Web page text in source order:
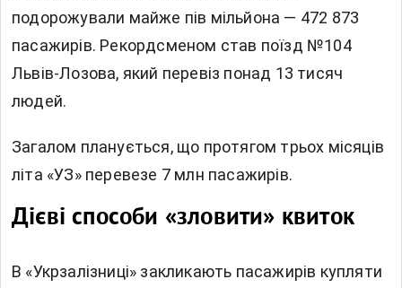
подорожували майже пів мільйона — 472 873
пасажирів. Рекордсменом став поїзд №104
Львів-Лозова, який перевіз понад 13 тисяч
людей.
Загалом планується, що протягом трьох місяців
літа «УЗ» перевезе 7 млн пасажирів.
Дієві способи «зловити» квиток
В «Укрзалізниці» закликають пасажирів купляти